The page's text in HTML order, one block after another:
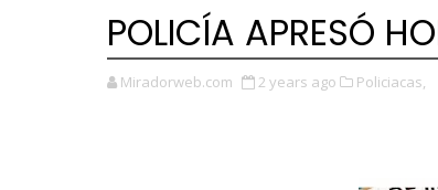
POLICÍA APRESÓ
Miradorweb.com 2 years ago Policiacas,